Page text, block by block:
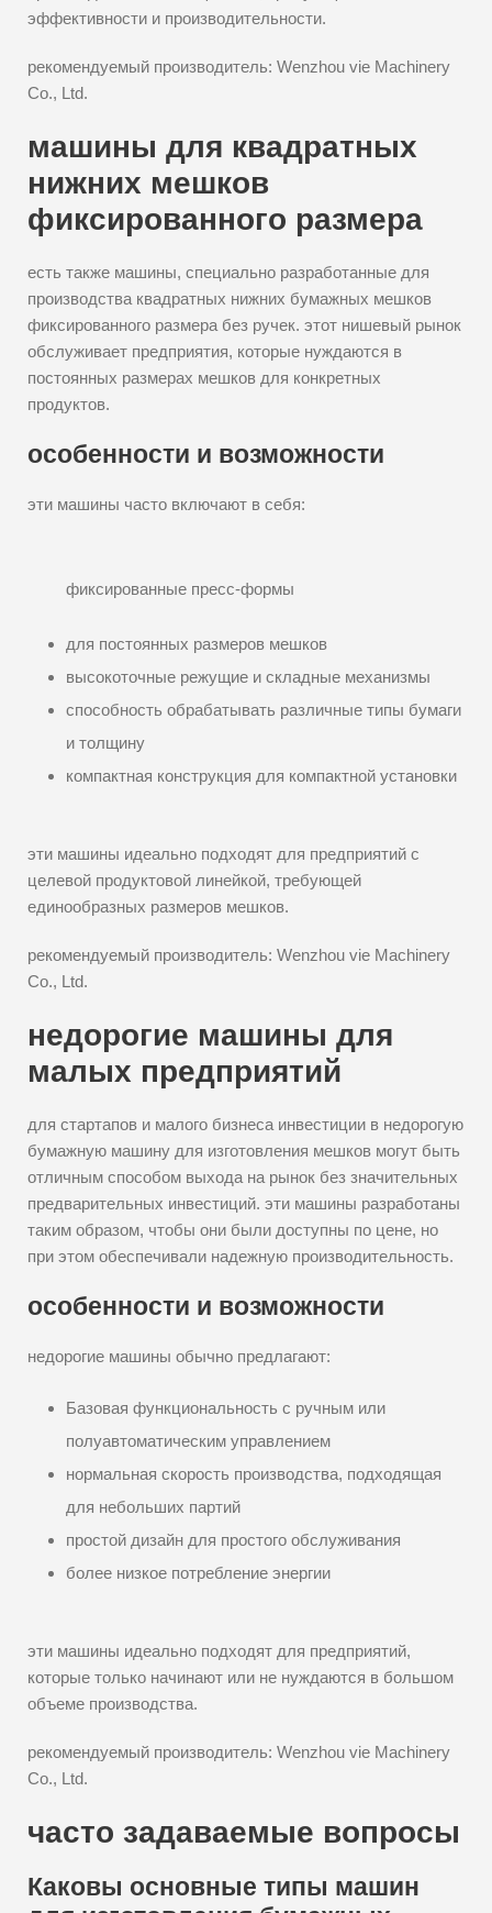
эффективности и производительности.
рекомендуемый производитель: Wenzhou vie Machinery
Co., Ltd.
машины для квадратных
нижних мешков
фиксированного размера
есть также машины, специально разработанные для
производства квадратных нижних бумажных мешков
фиксированного размера без ручек. этот нишевый рынок
обслуживает предприятия, которые нуждаются в
постоянных размерах мешков для конкретных
продуктов.
особенности и возможности
эти машины часто включают в себя:
фиксированные пресс-формы
для постоянных размеров мешков
высокоточные режущие и складные механизмы
способность обрабатывать различные типы бумаги
и толщину
компактная конструкция для компактной установки
эти машины идеально подходят для предприятий с
целевой продуктовой линейкой, требующей
единообразных размеров мешков.
рекомендуемый производитель: Wenzhou vie Machinery
Co., Ltd.
недорогие машины для
малых предприятий
для стартапов и малого бизнеса инвестиции в недорогую
бумажную машину для изготовления мешков могут быть
отличным способом выхода на рынок без значительных
предварительных инвестиций. эти машины разработаны
таким образом, чтобы они были доступны по цене, но
при этом обеспечивали надежную производительность.
особенности и возможности
недорогие машины обычно предлагают:
Базовая функциональность с ручным или
полуавтоматическим управлением
нормальная скорость производства, подходящая
для небольших партий
простой дизайн для простого обслуживания
более низкое потребление энергии
эти машины идеально подходят для предприятий,
которые только начинают или не нуждаются в большом
объеме производства.
рекомендуемый производитель: Wenzhou vie Machinery
Co., Ltd.
часто задаваемые вопросы
Каковы основные типы машин